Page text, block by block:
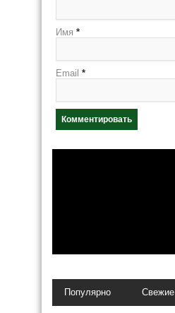
Имя *
Email *
Популярно Свежие